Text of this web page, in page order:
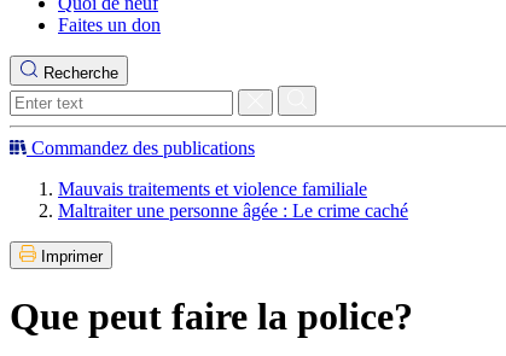
Faites un don
Recherche
Commandez des publications
Mauvais traitements et violence familiale
Maltraiter une personne âgée : Le crime caché
Imprimer
Que peut faire la police?